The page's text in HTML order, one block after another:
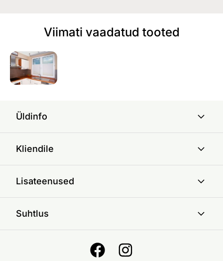
Viimati vaadatud tooted
Üldinfo
Kliendile
Lisateenused
Suhtlus